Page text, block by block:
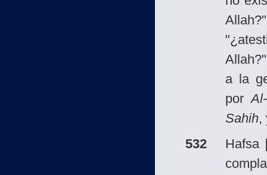
a la
por
Sahih,
532
Hafsa